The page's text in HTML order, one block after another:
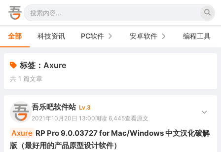
全部 科技资讯 PC软件
办公软件
网络软件
图形图像
游戏娱乐
安卓软件
手机软件
电视软件
车机软件
编程工具
标签：Axure
共 1 篇文章
吾乐吧软件站 Lv.3
2021年10月20日 13:00阅读 6,445查看原文
Axure RP Pro 9.0.03727 for Mac/Windows 中文汉化破解
版（最好用的产品原型设计软件）